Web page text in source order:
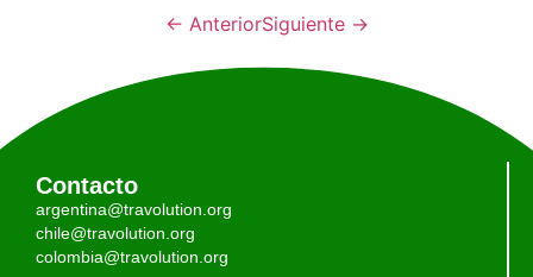
← AnteriorSiguiente →
Contacto
argentina@travolution.org
chile@travolution.org
colombia@travolution.org